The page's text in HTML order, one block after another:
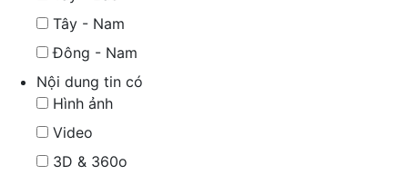
Tây - Nam
Đông - Nam
Nội dung tin có
Hình ảnh
Video
3D & 360o